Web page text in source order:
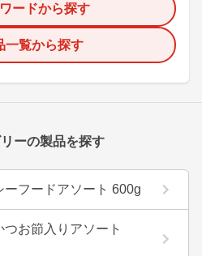
ードから探す
一覧から探す
ーの製品を探す
ーフードアソート 600g
お節入りアソート